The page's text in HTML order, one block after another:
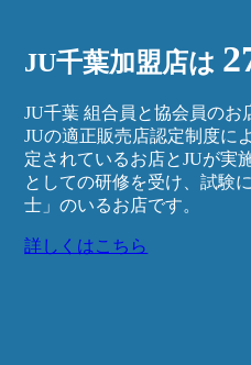
JU千葉加盟店は
JU千葉 組合員と協会員のお
JUの適正販売店認定制度に
定されているお店とJUが実
としての研修を受け、試験
士」のいるお店です。
詳しくはこちら